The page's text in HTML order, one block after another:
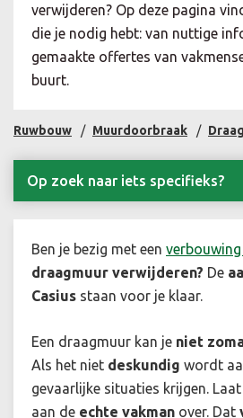
verwijderen? Op deze pagina
die je nodig hebt: van nuttige
gemaakte offertes van
buurt.
Ruwbouw Muurdoorbraak
Op zoek naar iets specifieks?
Ben je bezig met een verbouwing
draagmuur verwijderen? De
Casius staan voor je klaar.
Een draagmuur kan je niet
Als het niet deskundig wordt
gevaarlijke situaties krijgen.
aan de echte vakman over. Dat